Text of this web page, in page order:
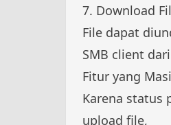
7. Download
File dapat
SMB client
Fitur yang
Karena status
upload file,